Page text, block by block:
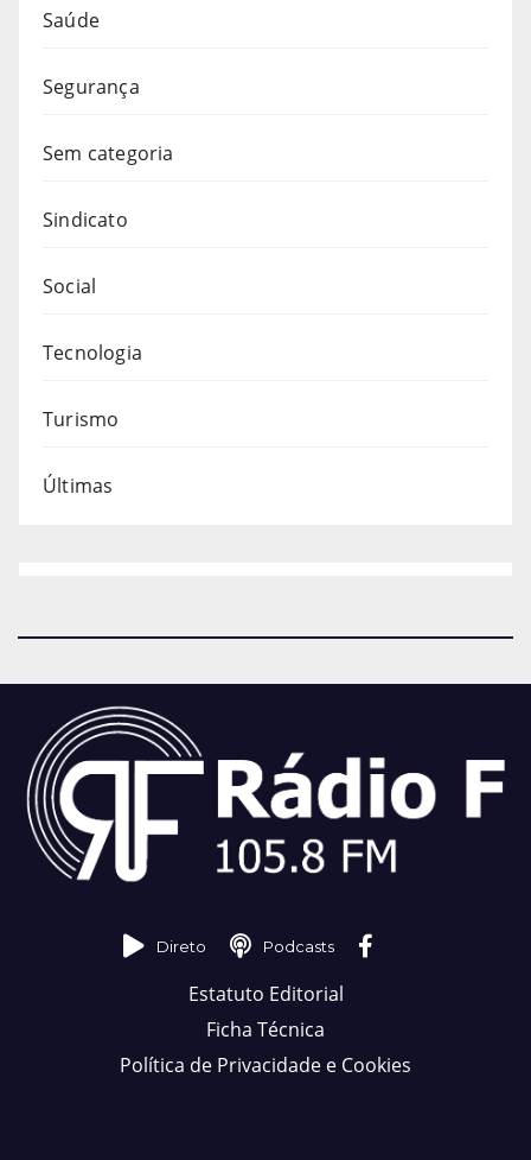
Saúde
Segurança
Sem categoria
Sindicato
Social
Tecnologia
Turismo
Últimas
Direto Podcasts
Estatuto Editorial
Ficha Técnica
Política de Privacidade e Cookies